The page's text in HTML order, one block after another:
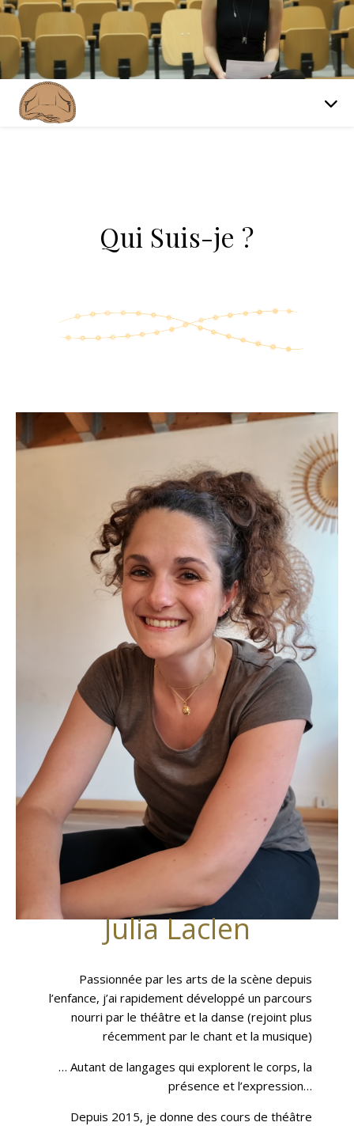
Qui Suis-je ?
Julia Laclen
Passionnée par les arts de la scène depuis
l’enfance, j’ai rapidement développé un parcours
nourri par le théâtre et la danse (rejoint plus
récemment par le chant et la musique)
… Autant de langages qui explorent le corps, la
présence et l’expression…
Depuis 2015, je donne des cours de théâtre